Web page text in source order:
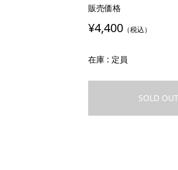
販売価格
¥4,400 （税込）
在庫 : 定員
SOLD OUT